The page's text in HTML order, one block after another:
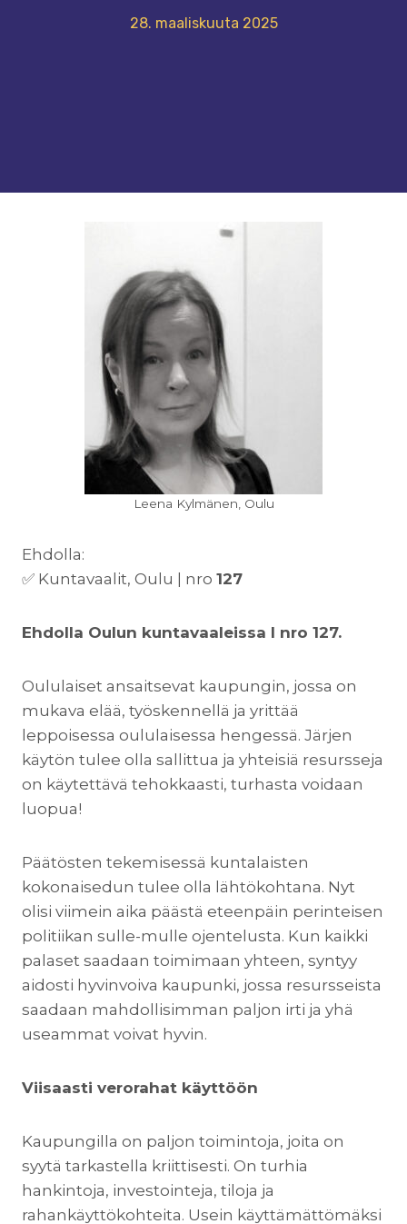
28. maaliskuuta 2025
Leena Kylmänen, Oulu
Ehdolla:
✅ Kuntavaalit, Oulu | nro 127
Ehdolla Oulun kuntavaaleissa l nro 127.
Oululaiset ansaitsevat kaupungin, jossa on
mukava elää, työskennellä ja yrittää
leppoisessa oululaisessa hengessä. Järjen
käytön tulee olla sallittua ja yhteisiä resursseja
on käytettävä tehokkaasti, turhasta voidaan
luopua!
Päätösten tekemisessä kuntalaisten
kokonaisedun tulee olla lähtökohtana. Nyt
olisi viimein aika päästä eteenpäin perinteisen
politiikan sulle-mulle ojentelusta. Kun kaikki
palaset saadaan toimimaan yhteen, syntyy
aidosti hyvinvoiva kaupunki, jossa resursseista
saadaan mahdollisimman paljon irti ja yhä
useammat voivat hyvin.
Viisaasti verorahat käyttöön
Kaupungilla on paljon toimintoja, joita on
syytä tarkastella kriittisesti. On turhia
hankintoja, investointeja, tiloja ja
rahankäyttökohteita. Usein käyttämättömäksi